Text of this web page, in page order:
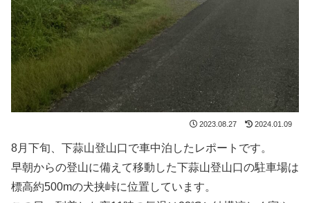
2023.08.27 2024.01.09
8月下旬、下蒜山登山口で車中泊したレポートです。
早朝からの登山に備えて移動した下蒜山登山口の駐車場は
標高約500mの犬挟峠に位置しています。